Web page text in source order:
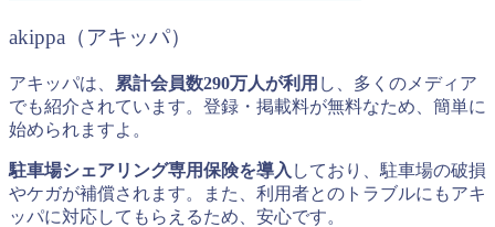
akippa（アキッパ）
アキッパは、 累計会員数290万人が利用 し、多くのメディア
でも紹介されています。登録・掲載料が無料なため、簡単に
始められますよ。
駐車場シェアリング専用保険を導入 しており、駐車場の破損
やケガが補償されます。また、利用者とのトラブルにもアキ
ッパに対応してもらえるため、安心です。